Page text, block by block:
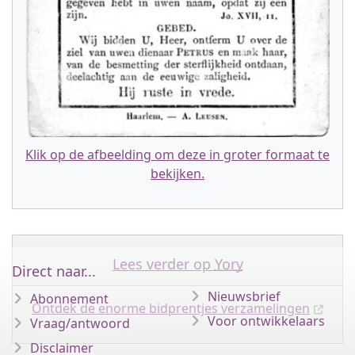
Klik op de afbeelding om deze in groter formaat te
bekijken.
Lees verder op Yory
Ontdek de enorme bidprentjes verzamelingen
Direct naar...
Abonnement
Vraag/antwoord
Disclaimer
Nieuwsbrief
Voor ontwikkelaars